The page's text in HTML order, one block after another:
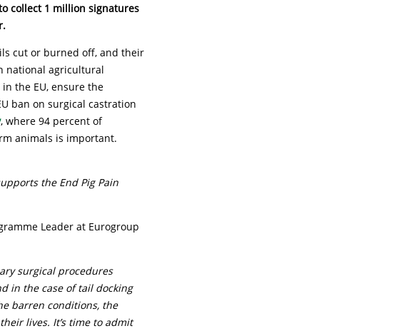
collect 1 million signatures
cut or burned off, and their
national agricultural
the EU, ensure the
ban on surgical castration
, where 94 percent of
animals is important.
the End Pig Pain
Leader at Eurogroup
surgical procedures
in the case of tail docking
barren conditions, the
lives. It’s time to admit